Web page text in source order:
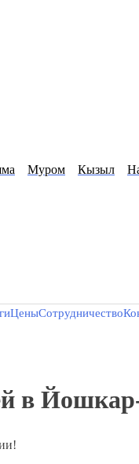
Муром Кызыл
ЦеныСотрудничество
в